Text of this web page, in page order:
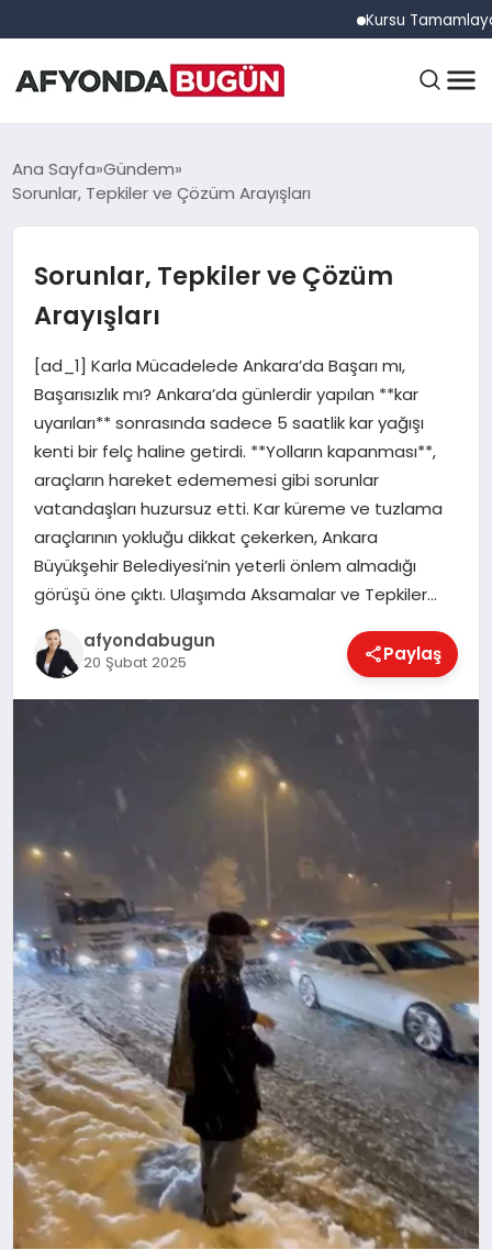
Kursu Tamamlayan
ANASAYFA
EĞITIM
DÜNYA
EKONOMI
MAGAZIN
SAĞLIK
YAŞAM
Ana Sayfa Gündem
Sorunlar, Tepkiler ve Çözüm Arayışları
Sorunlar, Tepkiler ve Çözüm
Arayışları
[ad_1] Karla Mücadelede Ankara’da Başarı mı,
Başarısızlık mı? Ankara’da günlerdir yapılan **kar
uyarıları** sonrasında sadece 5 saatlik kar yağışı
kenti bir felç haline getirdi. **Yolların kapanması**,
araçların hareket edememesi gibi sorunlar
vatandaşları huzursuz etti. Kar küreme ve tuzlama
araçlarının yokluğu dikkat çekerken, Ankara
Büyükşehir Belediyesi’nin yeterli önlem almadığı
görüşü öne çıktı. Ulaşımda Aksamalar ve Tepkiler…
afyondabugun
20 Şubat 2025 Paylaş